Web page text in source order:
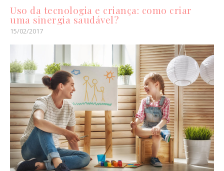
Uso da tecnologia e criança: como criar
uma sinergia saudável?
15/02/2017